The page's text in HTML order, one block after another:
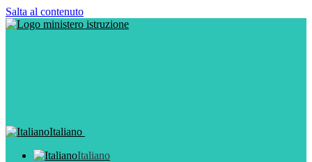
Salta al contenuto
Italiano
Italiano